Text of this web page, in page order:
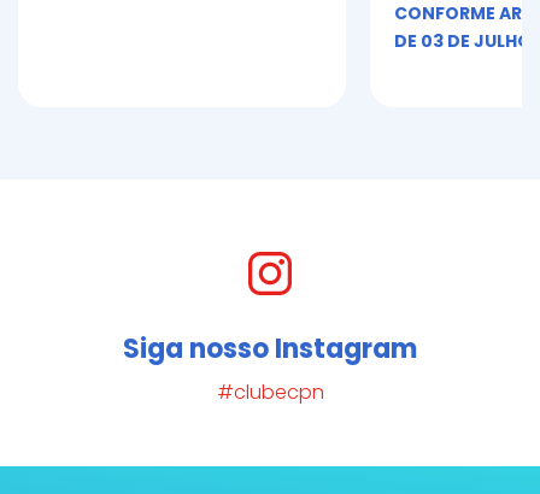
CONFORME ART.
DE 03 DE JULHO
Siga nosso Instagram
#clubecpn